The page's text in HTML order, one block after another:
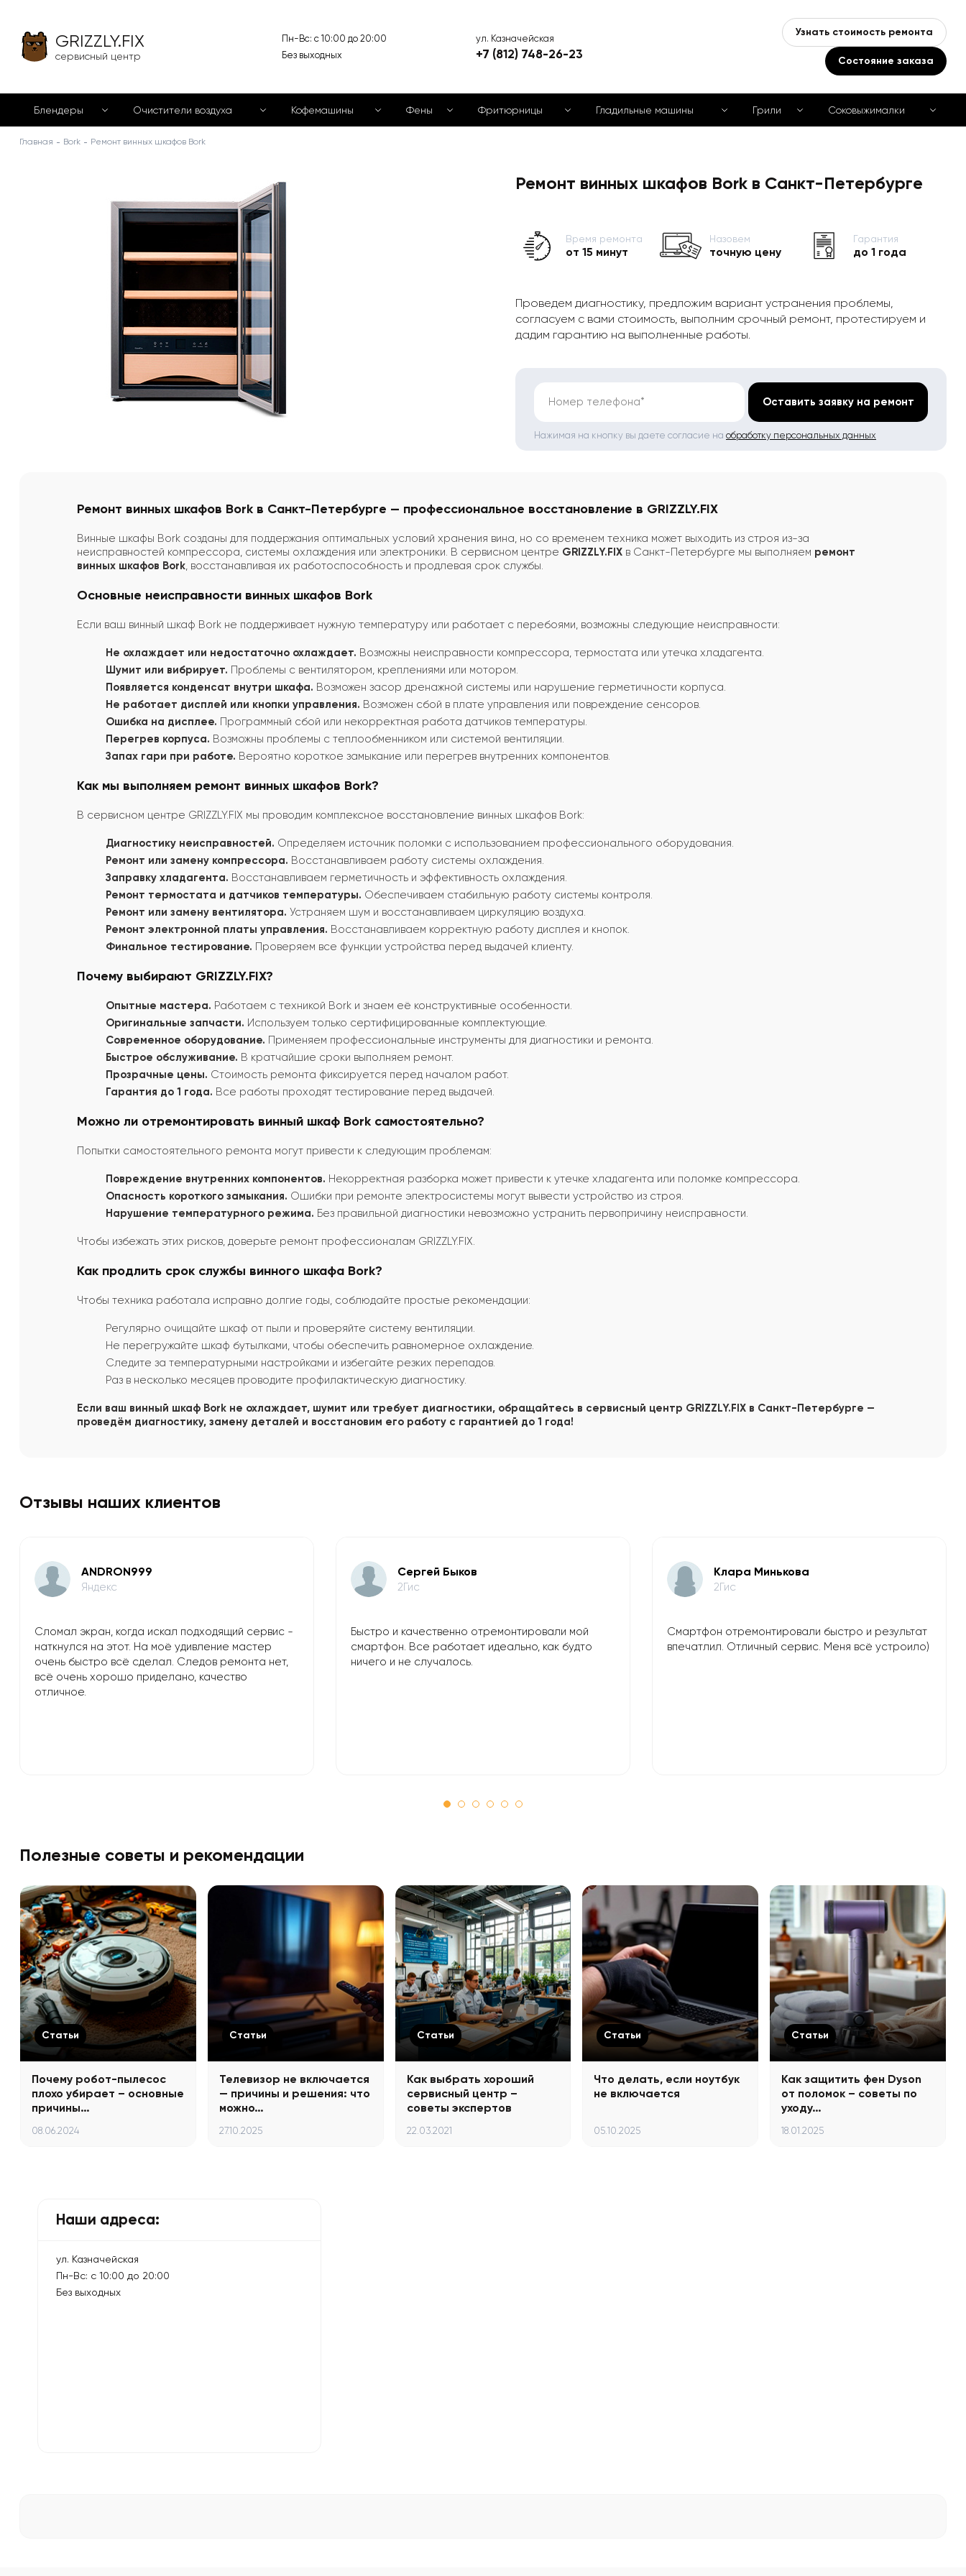
GRIZZLY.FIX
сервисный центр
Пн-Вс: с 10:00 до 20:00
Без выходных
ул. Казначейская
+7 (812) 748-26-23
Узнать стоимость ремонта
Состояние заказа
Блендеры Очистители воздуха Кофемашины Фены Фритюрницы Гладильные машины Грили Соковыжималки
Главная Bork Ремонт винных шкафов Bork
Ремонт винных шкафов Bork в Санкт-Петербурге
Время ремонта
от 15 минут
Назовем
точную цену
Гарантия
до 1 года
Проведем диагностику, предложим вариант устранения проблемы,
согласуем с вами стоимость, выполним срочный ремонт, протестируем и
дадим гарантию на выполненные работы.
Номер телефона* Оставить заявку на ремонт
Нажимая на кнопку вы даете согласие на обработку персональных данных
Ремонт винных шкафов Bork в Санкт-Петербурге — профессиональное восстановление в GRIZZLY.FIX
Винные шкафы Bork созданы для поддержания оптимальных условий хранения вина, но со временем техника может выходить из строя из-за
неисправностей компрессора, системы охлаждения или электроники. В сервисном центре GRIZZLY.FIX в Санкт-Петербурге мы выполняем ремонт
винных шкафов Bork, восстанавливая их работоспособность и продлевая срок службы.
Основные неисправности винных шкафов Bork
Если ваш винный шкаф Bork не поддерживает нужную температуру или работает с перебоями, возможны следующие неисправности:
Не охлаждает или недостаточно охлаждает. Возможны неисправности компрессора, термостата или утечка хладагента.
Шумит или вибрирует. Проблемы с вентилятором, креплениями или мотором.
Появляется конденсат внутри шкафа. Возможен засор дренажной системы или нарушение герметичности корпуса.
Не работает дисплей или кнопки управления. Возможен сбой в плате управления или повреждение сенсоров.
Ошибка на дисплее. Программный сбой или некорректная работа датчиков температуры.
Перегрев корпуса. Возможны проблемы с теплообменником или системой вентиляции.
Запах гари при работе. Вероятно короткое замыкание или перегрев внутренних компонентов.
Как мы выполняем ремонт винных шкафов Bork?
В сервисном центре GRIZZLY.FIX мы проводим комплексное восстановление винных шкафов Bork:
Диагностику неисправностей. Определяем источник поломки с использованием профессионального оборудования.
Ремонт или замену компрессора. Восстанавливаем работу системы охлаждения.
Заправку хладагента. Восстанавливаем герметичность и эффективность охлаждения.
Ремонт термостата и датчиков температуры. Обеспечиваем стабильную работу системы контроля.
Ремонт или замену вентилятора. Устраняем шум и восстанавливаем циркуляцию воздуха.
Ремонт электронной платы управления. Восстанавливаем корректную работу дисплея и кнопок.
Финальное тестирование. Проверяем все функции устройства перед выдачей клиенту.
Почему выбирают GRIZZLY.FIX?
Опытные мастера. Работаем с техникой Bork и знаем её конструктивные особенности.
Оригинальные запчасти. Используем только сертифицированные комплектующие.
Современное оборудование. Применяем профессиональные инструменты для диагностики и ремонта.
Быстрое обслуживание. В кратчайшие сроки выполняем ремонт.
Прозрачные цены. Стоимость ремонта фиксируется перед началом работ.
Гарантия до 1 года. Все работы проходят тестирование перед выдачей.
Можно ли отремонтировать винный шкаф Bork самостоятельно?
Попытки самостоятельного ремонта могут привести к следующим проблемам:
Повреждение внутренних компонентов. Некорректная разборка может привести к утечке хладагента или поломке компрессора.
Опасность короткого замыкания. Ошибки при ремонте электросистемы могут вывести устройство из строя.
Нарушение температурного режима. Без правильной диагностики невозможно устранить первопричину неисправности.
Чтобы избежать этих рисков, доверьте ремонт профессионалам GRIZZLY.FIX.
Как продлить срок службы винного шкафа Bork?
Чтобы техника работала исправно долгие годы, соблюдайте простые рекомендации:
Регулярно очищайте шкаф от пыли и проверяйте систему вентиляции.
Не перегружайте шкаф бутылками, чтобы обеспечить равномерное охлаждение.
Следите за температурными настройками и избегайте резких перепадов.
Раз в несколько месяцев проводите профилактическую диагностику.
Если ваш винный шкаф Bork не охлаждает, шумит или требует диагностики, обращайтесь в сервисный центр GRIZZLY.FIX в Санкт-Петербурге —
проведём диагностику, замену деталей и восстановим его работу с гарантией до 1 года!
Отзывы наших клиентов
ANDRON999
Яндекс
Сломал экран, когда искал подходящий сервис -
наткнулся на этот. На моё удивление мастер
очень быстро всё сделал. Следов ремонта нет,
всё очень хорошо приделано, качество
отличное.
​Сергей Быков
2Гис
Быстро и качественно отремонтировали мой
смартфон. Все работает идеально, как будто
ничего и не случалось.
Клара Минькова
2Гис
Смартфон отремонтировали быстро и результат
впечатлил. Отличный сервис. Меня всё устроило)
Полезные советы и рекомендации
Статьи
Почему робот-пылесос
плохо убирает – основные
причины…
08.06.2024
Статьи
Телевизор не включается
— причины и решения: что
можно…
27.10.2025
Статьи
Как выбрать хороший
сервисный центр –
советы экспертов
22.03.2021
Статьи
Что делать, если ноутбук
не включается
05.10.2025
Статьи
Как защитить фен Dyson
от поломок – советы по
уходу…
18.01.2025
Наши адреса:
ул. Казначейская
Пн-Вс: с 10:00 до 20:00
Без выходных